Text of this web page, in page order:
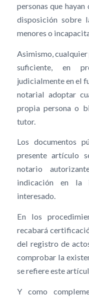
personas que
disposición sobre
menores o
Asimismo,
suficiente, en
judicialmente en el
notarial adoptar
propia persona o
tutor.
Los documentos
presente artículo
notario
indicación en la
interesado.
En los
recabará
del registro de
comprobar la
se refiere este
Y como